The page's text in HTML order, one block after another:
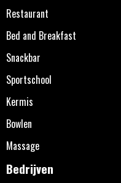
Restaurant
Bed and Breakfast
Snackbar
Sportschool
Kermis
Bowlen
Massage
Bedrijven